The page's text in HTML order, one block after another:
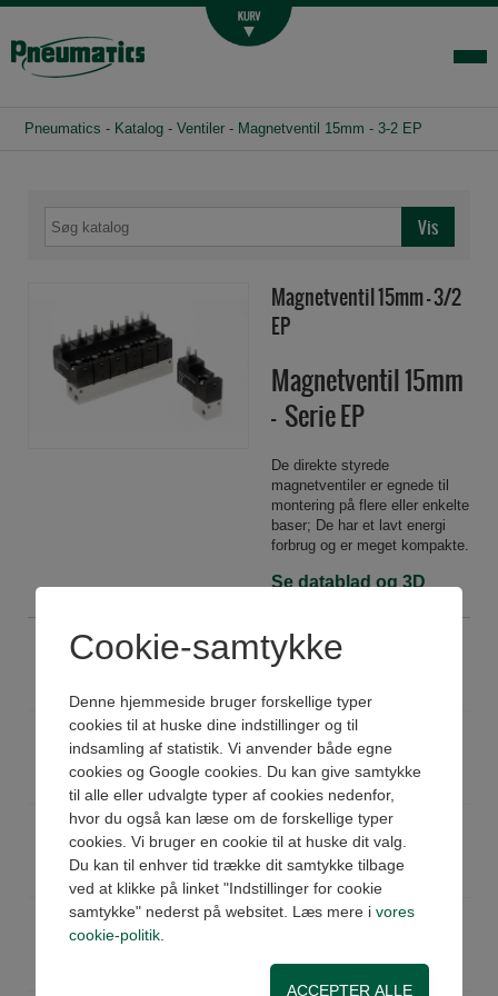
Fittings og slange
Pneumatics - Katalog - Ventiler - Magnetventil 15mm - 3-2 EP
Magnetventil 15mm - 3/2
EP
Magnetventil 15mm
- Serie EP
De direkte styrede
magnetventiler er egnede til
montering på flere eller enkelte
baser; De har et lavt energi
forbrug og er meget kompakte.
Se datablad og 3D
EP3122
Ventil 3/2 15mm 24VDC
EP3132
Ventil 3/2 15mm 24VAC
Pris: 355,00 DKK ex moms
EP3142
Ventil 3/2 15mm 110VAC
Pris: 355,00 DKK ex moms
EP3152
Ventil 3/2 15mm 220VAC
Cookie-samtykke
Denne hjemmeside bruger forskellige typer
cookies til at huske dine indstillinger og til
indsamling af statistik. Vi anvender både egne
cookies og Google cookies. Du kan give samtykke
til alle eller udvalgte typer af cookies nedenfor,
hvor du også kan læse om de forskellige typer
cookies. Vi bruger en cookie til at huske dit valg.
Du kan til enhver tid trække dit samtykke tilbage
ved at klikke på linket "Indstillinger for cookie
samtykke" nederst på websitet. Læs mere i vores
cookie-politik